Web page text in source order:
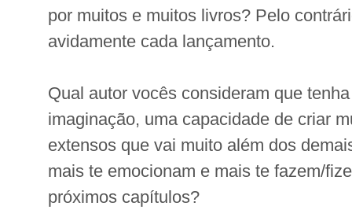
por muitos e muitos livros? Pelo
avidamente cada lançamento.
Qual autor vocês consideram que
imaginação, uma capacidade de criar
extensos que vai muito além dos
mais te emocionam e mais te fazem/
próximos capítulos?